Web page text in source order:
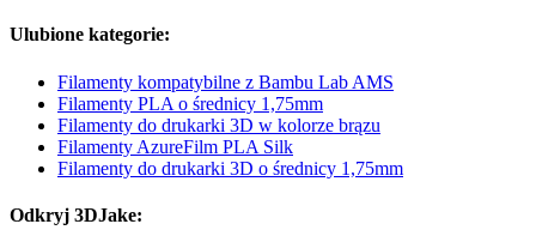
Ulubione kategorie:
Filamenty kompatybilne z Bambu Lab AMS
Filamenty PLA o średnicy 1,75mm
Filamenty do drukarki 3D w kolorze brązu
Filamenty AzureFilm PLA Silk
Filamenty do drukarki 3D o średnicy 1,75mm
Odkryj 3DJake: